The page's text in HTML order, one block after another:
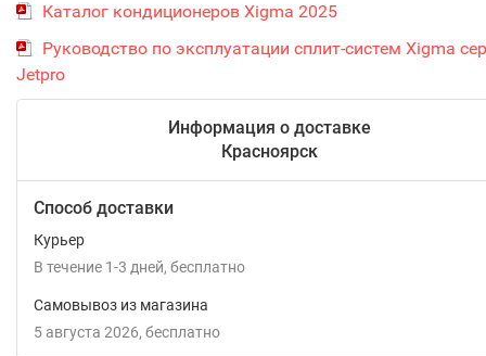
Каталог кондиционеров Xigma 2025
Руководство по эксплуатации сплит-систем Xigma
Jetpro
Информация о доставке
Красноярск
Способ доставки
Курьер
В течение 1-3 дней Бесплатно
Самовывоз из магазина
5 августа 2026
Бесплатно